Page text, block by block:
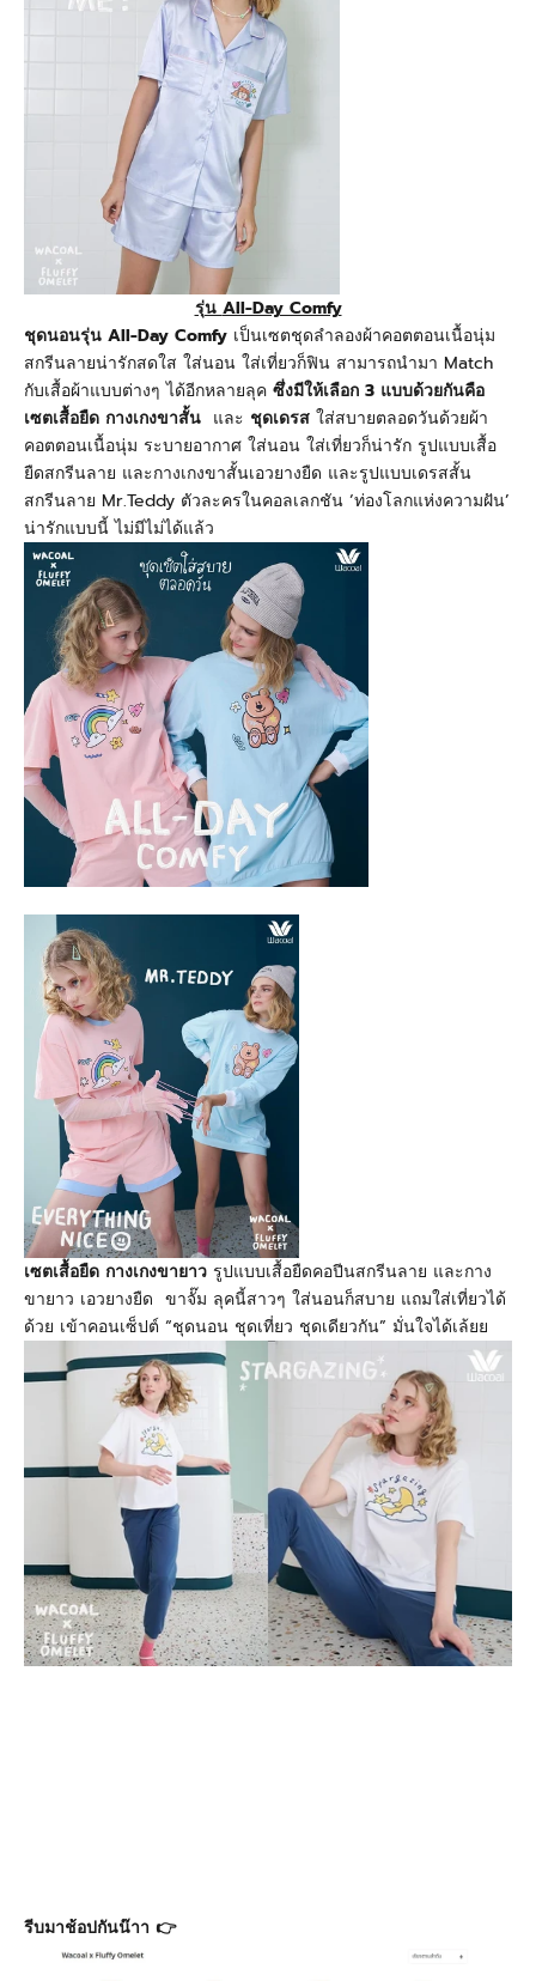
รุ่น All-Day Comfy
ชุดนอนรุ่น All-Day Comfy เป็นเซตชุดลำลองผ้าคอตตอนเนื้อนุ่ม
สกรีนลายน่ารักสดใส ใส่นอน ใส่เที่ยวก็ฟิน สามารถนำมา Match
กับเสื้อผ้าแบบต่างๆ ได้อีกหลายลุค ซึ่งมีให้เลือก 3 แบบด้วยกันคือ
เซตเสื้อยืด กางเกงขาสั้น และ ชุดเดรส ใส่สบายตลอดวันด้วยผ้า
คอตตอนเนื้อนุ่ม ระบายอากาศ ใส่นอน ใส่เที่ยวก็น่ารัก รูปแบบเสื้อ
ยืดสกรีนลาย และกางเกงขาสั้นเอวยางยืด และรูปแบบเดรสสั้น
สกรีนลาย Mr.Teddy ตัวละครในคอลเลกชัน ‘ท่องโลกแห่งความฝัน’
น่ารักแบบนี้ ไม่มีไม่ได้แล้ว
เซตเสื้อยืด กางเกงขายาว รูปแบบเสื้อยืดคอปีนสกรีนลาย และกาง
ขายาว เอวยางยืด ขาจั๊ม ลุคนี้สาวๆ ใส่นอนก็สบาย แถมใส่เที่ยวได้
ด้วย เข้าคอนเซ็ปต์ “ชุดนอน ชุดเที่ยว ชุดเดียวกัน” มั่นใจได้เล้ยย
รีบมาช้อปกันน๊าา 👉